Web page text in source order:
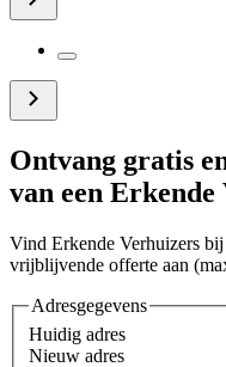
Ontvang gratis
van een
Vind Erkende Verhuizers
vrijblijvende offerte aan
Adresgegevens
Huidig adres
Nieuw adres